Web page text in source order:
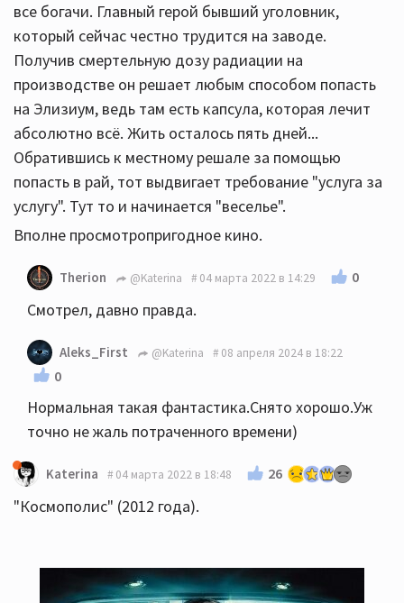
все богачи. Главный герой бывший уголовник,
который сейчас честно трудится на заводе.
Получив смертельную дозу радиации на
производстве он решает любым способом попасть
на Элизиум, ведь там есть капсула, которая лечит
абсолютно всё. Жить осталось пять дней...
Обратившись к местному решале за помощью
попасть в рай, тот выдвигает требование "услуга за
услугу". Тут то и начинается "веселье".
Вполне просмотропригодное кино.
Therion @Katerina 04 марта 2022 в 14:29 0
Смотрел, давно правда.
Aleks_First @Katerina 08 апреля 2024 в 18:22
0
Нормальная такая фантастика.Снято хорошо.Уж
точно не жаль потраченного времени)
Katerina 04 марта 2022 в 18:48 26
"Космополис" (2012 года).